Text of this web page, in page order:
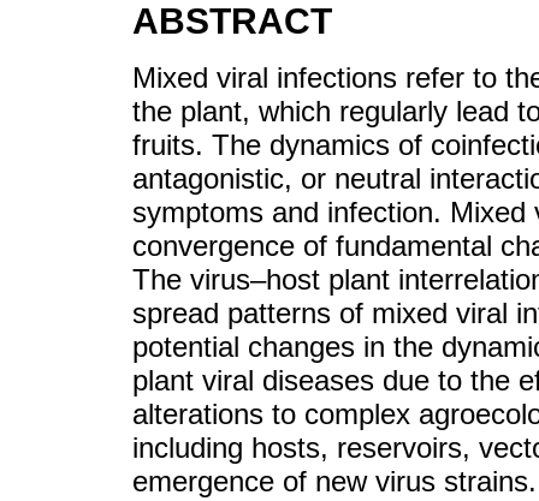
ABSTRACT
Mixed viral infections refer to
the plant, which regularly lead
fruits. The dynamics of
antagonistic, or neutral
symptoms and infection.
convergence of fundamental
The virus‒host plant
spread patterns of mixed viral
potential changes in the
plant viral diseases due to the
alterations to complex
including hosts, reservoirs,
emergence of new virus strains.